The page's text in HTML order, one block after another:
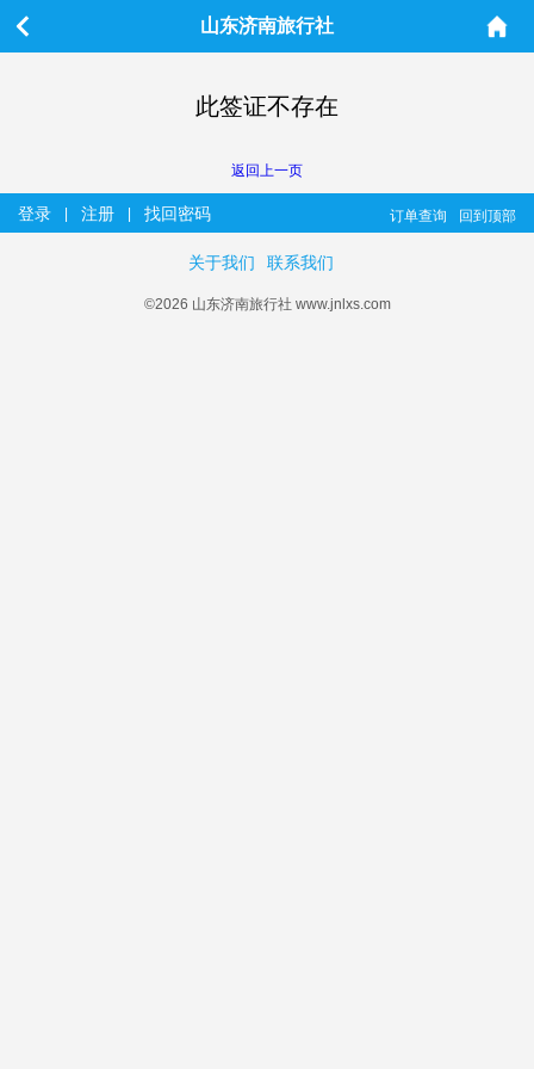
山东济南旅行社
此签证不存在
返回上一页
登录 注册 找回密码 回到顶部
订单查询
关于我们 联系我们
©2026 山东济南旅行社 www.jnlxs.com